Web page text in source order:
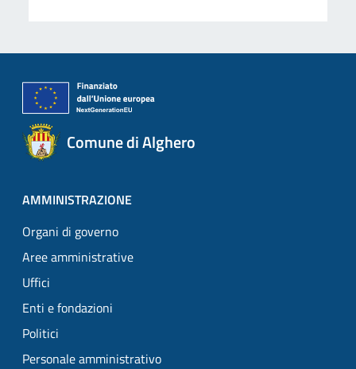
Comune di Alghero
AMMINISTRAZIONE
Organi di governo
Aree amministrative
Uffici
Enti e fondazioni
Politici
Personale amministrativo